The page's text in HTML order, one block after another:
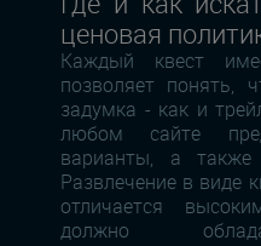
ценовая
Каждый квест
позволяет понять,
задумка - как и
любом сайте
варианты, а
Развлечение в виде
отличается
должно